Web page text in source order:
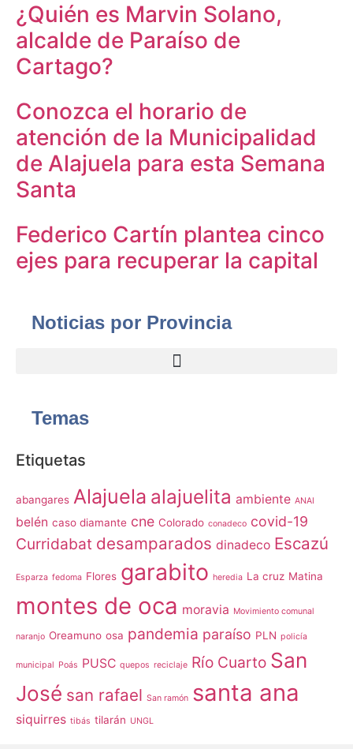
¿Quién es Marvin Solano,
alcalde de Paraíso de
Cartago?
Conozca el horario de
atención de la Municipalidad
de Alajuela para esta Semana
Santa
Federico Cartín plantea cinco
ejes para recuperar la capital
Noticias por Provincia
Temas
Etiquetas
abangares Alajuela alajuelita ambiente ANAI
belén caso diamante cne Colorado conadeco covid-19
Curridabat desamparados dinadeco Escazú
Esparza fedoma Flores garabito heredia La cruz Matina
montes de oca moravia Movimiento comunal
naranjo Oreamuno osa pandemia paraíso PLN policía
municipal Poás PUSC quepos reciclaje Río Cuarto San
José san rafael San ramón santa ana
siquirres tibás tilarán UNGL